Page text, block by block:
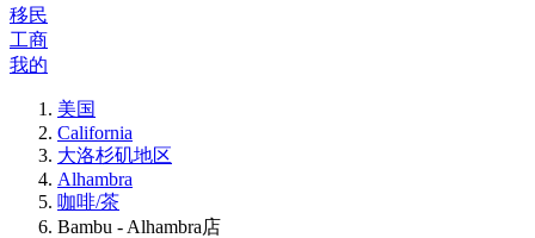
移民
工商
我的
美国
California
大洛杉矶地区
Alhambra
咖啡/茶
Bambu - Alhambra店